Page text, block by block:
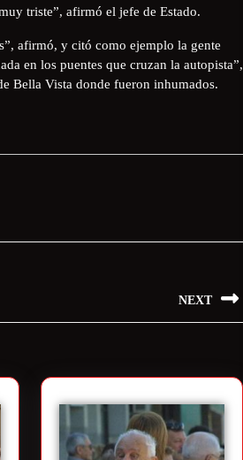
triste”, afirmó el jefe de Estado.
afirmó, y citó como ejemplo la gente
en los puentes que cruzan la autopista”,
Bella Vista donde fueron inhumados.
NEXT